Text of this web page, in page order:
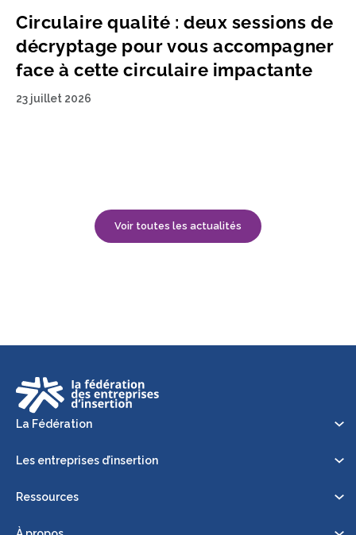
Circulaire qualité : deux sessions de
décryptage pour vous accompagner
face à cette circulaire impactante
23 juillet 2026
Voir toutes les actualités
La Fédération
Les entreprises d’insertion
Ressources